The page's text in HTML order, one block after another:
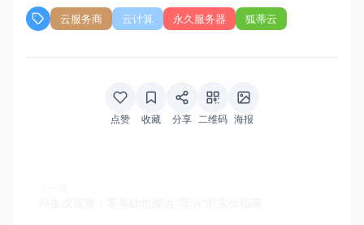
云服务商 云计算 永久服务器 狐蒂云
点赞 收藏 分享 二维码 海报